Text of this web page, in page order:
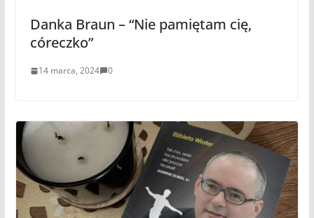
Danka Braun – “Nie pamiętam cię,
córeczko”
14 marca, 2024 0